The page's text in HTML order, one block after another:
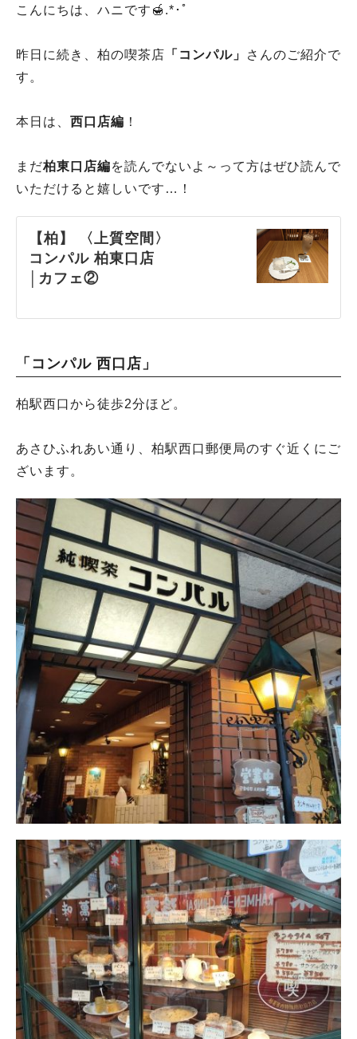
こんにちは、ハニです🍯.*･ﾟ
昨日に続き、柏の喫茶店 「コンパル」
さんのご紹介で
す。
本日は、 西口店編 ！
まだ柏東口店編を読んでないよ～って方はぜひ読んで
いただけると嬉しいです…！
【柏】 〈上質空間〉
コンパル 柏東口店
│カフェ②
「コンパル 西口店」
柏駅西口から徒歩2分ほど。
あさひふれあい通り、柏駅西口郵便局のすぐ近くにご
ざいます。